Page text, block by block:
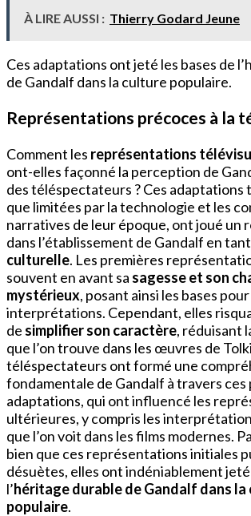
À LIRE AUSSI : Thierry Godard Jeune
Ces adaptations ont jeté les bases de
de Gandalf dans la culture populaire.
Représentations précoces à la
Comment les représentations
ont-elles façonné la perception de
des téléspectateurs ? Ces adaptations
que limitées par la technologie et les
narratives de leur époque, ont joué un
dans l’établissement de Gandalf en tant
culturelle. Les premières
souvent en avant sa sagesse et son
mystérieux, posant ainsi les bases
interprétations. Cependant, elles
de simplifier son caractère, réduisant
que l’on trouve dans les œuvres de
téléspectateurs ont formé une
fondamentale de Gandalf à travers ces
adaptations, qui ont influencé les
ultérieures, y compris les
que l’on voit dans les films modernes.
bien que ces représentations initiales
désuètes, elles ont indéniablement jeté
l’héritage durable de Gandalf dans
populaire.